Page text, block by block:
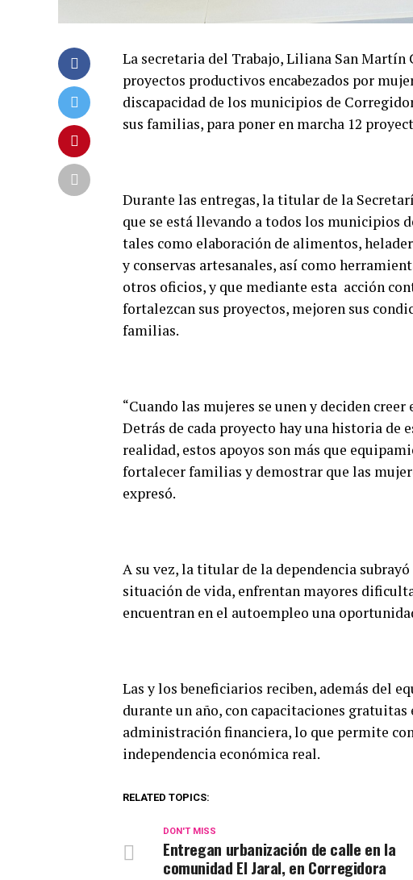
La secretaria del Trabajo, Liliana San
proyectos productivos encabezados por
discapacidad de los municipios de
sus familias, para poner en marcha 12
Durante las entregas, la titular de la
que se está llevando a todos los municipios
tales como elaboración de alimentos,
y conservas artesanales, así como
otros oficios, y que mediante esta acción
fortalezcan sus proyectos, mejoren sus
familias.
“Cuando las mujeres se unen y deciden
Detrás de cada proyecto hay una historia de
realidad, estos apoyos son más que
fortalecer familias y demostrar que las
expresó.
A su vez, la titular de la dependencia
situación de vida, enfrentan mayores
encuentran en el autoempleo una
Las y los beneficiarios reciben, además del
durante un año, con capacitaciones
administración financiera, lo que permite
independencia económica real.
RELATED TOPICS:
DON'T MISS
Entregan urbanización de calle en la
comunidad El Jaral, en Corregidora